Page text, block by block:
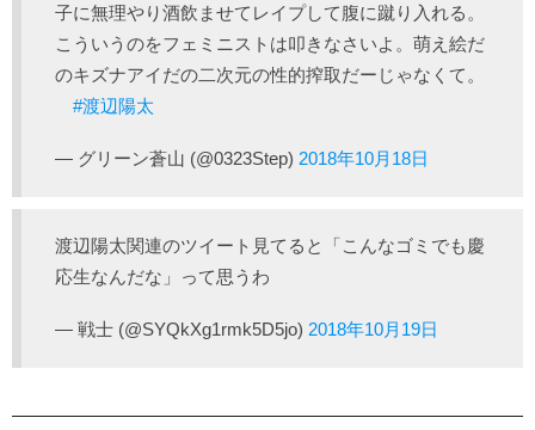
子に無理やり酒飲ませてレイプして腹に蹴り入れる。
こういうのをフェミニストは叩きなさいよ。萌え絵だ
のキズナアイだの二次元の性的搾取だーじゃなくて。
#渡辺陽太
— グリーン蒼山 (@0323Step) 2018年10月18日
渡辺陽太関連のツイート見てると「こんなゴミでも慶
応生なんだな」って思うわ
— 戦士 (@SYQkXg1rmk5D5jo) 2018年10月19日